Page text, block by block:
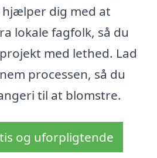
dig med at
lokale fagfolk, så du
med lethed. Lad
processen, så du
til at blomstre.
og uforpligtende